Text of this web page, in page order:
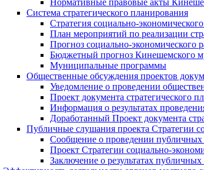
Нормативные правовые акты
Система стратегического планирования
Стратегия социально-
План мероприятий по реализации
Прогноз социально-экономического
Бюджетный прогноз Кинешемского
Муниципальные программы
Общественные обсуждения проектов
Уведомление о проведении
Проект документа стратегического
Информация о результатах
Доработанный Проект документа
Публичные слушания проекта Стратегии
Сообщение о проведении
Проект Стратегии социально-
Заключение о результатах